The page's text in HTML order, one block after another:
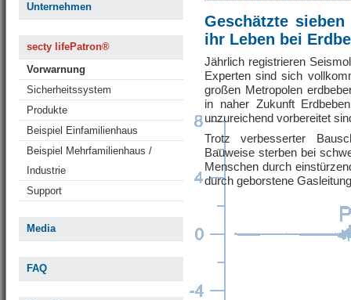
Unternehmen
secty lifePatron®
Vorwarnung
Sicherheitssystem
Produkte
Beispiel Einfamilienhaus
Beispiel Mehrfamilienhaus /
Industrie
Support
Media
FAQ
Geschätzte
ihr Leben bei
Jährlich registrieren
Experten sind sich
großen Metropolen
in naher Zukunft
unzureichend vorbereitet
Trotz verbesserter
Bauweise sterben bei
Menschen durch
durch geborstene